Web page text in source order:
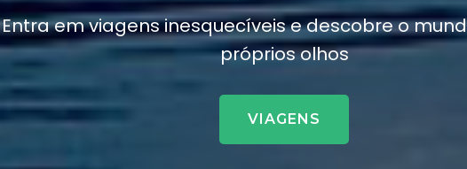
Entra em viagens inesquecíveis e descobre o
próprios olhos
VIAGENS